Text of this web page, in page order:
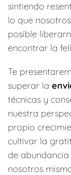
sintiendo
lo que
posible
encontrar la
Te
superar la
técnicas y
nuestra
propio
cultivar la
de
nosotros